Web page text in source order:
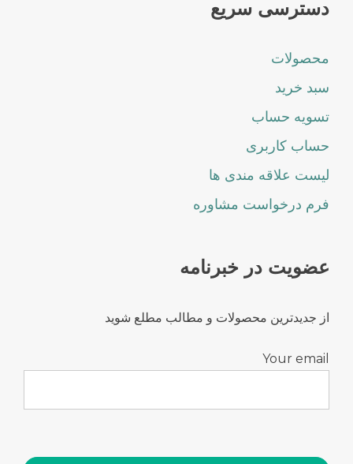
دسترسی سریع
محصولات
سبد خرید
تسویه حساب
حساب کاربری
لیست علاقه مندی ها
فرم درخواست مشاوره
عضویت در خبرنامه
از جدیدترین محصولات و مطالب مطلع شوید
Your email